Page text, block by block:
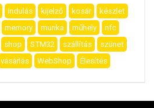
indulás kijelző kosár
készlet
memory munka műhely
nfc
shop STM32 szállítás
szünet
vásárlás WebShop Élesítés